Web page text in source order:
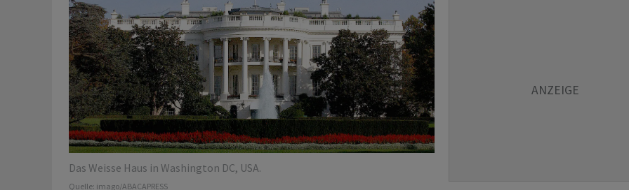
Das Weisse Haus in Washington DC, USA.
Quelle: imago/ABACAPRESS